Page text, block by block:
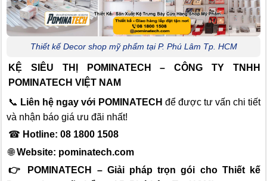
Thiết kế Decor shop mỹ phẩm tại P. Phú Lâm Tp. HCM
KỆ SIÊU THỊ POMINATECH – CÔNG TY TNHH
POMINATECH VIỆT NAM
📞 Liên hệ ngay với POMINATECH để được tư vấn chi tiết
và nhận báo giá ưu đãi nhất!
☎ Hotline: 08 1800 1508
🌐Website: pominatech.com
👉 POMINATECH – Giải pháp trọn gói cho Thiết kế